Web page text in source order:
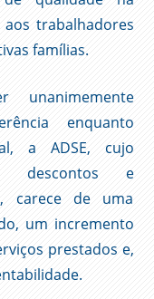
trabalhadores
famílias.
enquanto
a ADSE, cujo
descontos e
carece de uma
um incremento
prestados e,